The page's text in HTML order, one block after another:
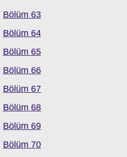
Bölüm 63
Bölüm 64
Bölüm 65
Bölüm 66
Bölüm 67
Bölüm 68
Bölüm 69
Bölüm 70